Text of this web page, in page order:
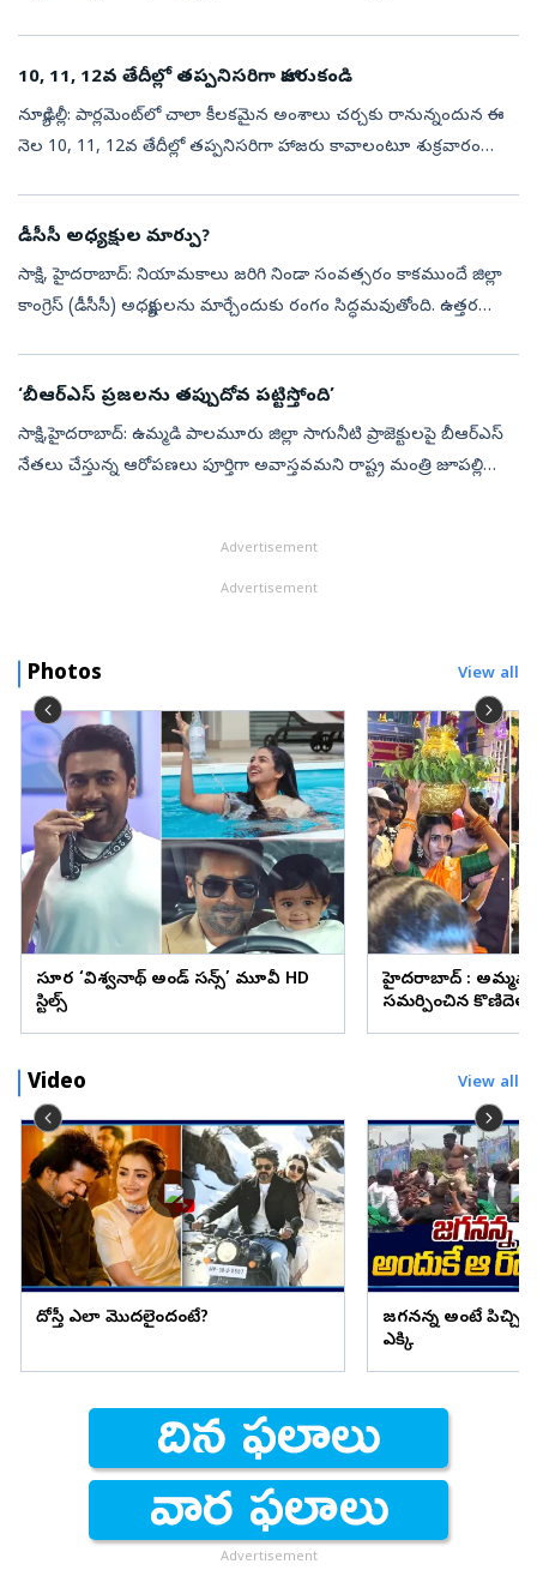
10, 11, 12వ తేదీల్లో తప్పనిసరిగా హాజరుకండి
న్యూఢిల్లీ: పార్లమెంట్‌లో చాలా కీలకమైన అంశాలు చర్చకు రానున్నందున ఈ
నెల 10, 11, 12వ తేదీల్లో తప్పనిసరిగా హాజరు కావాలంటూ శుక్రవారం
డీసీసీ అధ్యక్షుల మార్పు?
సాక్షి, హైదరాబాద్‌: నియామకాలు జరిగి నిండా సంవత్సరం కాకముందే జిల్లా
కాంగ్రెస్‌ (డీసీసీ) అధ్యక్షులను మార్చేందుకు రంగం సిద్ధమవుతోంది. ఉత్తర
‘బీఆర్ఎస్ ప్రజలను తప్పుదోవ పట్టిస్తోంది’
సాక్షి,హైదరాబాద్: ఉమ్మడి పాలమూరు జిల్లా సాగునీటి ప్రాజెక్టులపై బీఆర్ఎస్
నేతలు చేస్తున్న ఆరోపణలు పూర్తిగా అవాస్తవమని రాష్ట్ర మంత్రి జూపల్లి
Advertisement
Advertisement
Photos View all
సూర్య ‘విశ్వనాథ్ అండ్ సన్స్’ మూవీ HD
స్టిల్స్
హైదరాబాద్ :
సమర్పించిన కొణిదెల
Video View all
దోస్తీ ఎలా మొదలైందంటే?
జగనన్న అంటే పిచ్చి
ఎక్కి
Advertisement